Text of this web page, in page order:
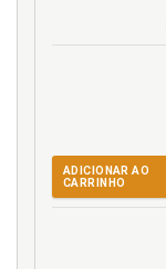
ADICIONAR AO
CARRINHO